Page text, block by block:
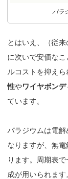
パラ
とはいえ、（従
に次いで安価な
ルコストを抑えら
性やワイヤボン
ています。
パラジウムは電
なりますが、無
ります。周期表
成が用いられます